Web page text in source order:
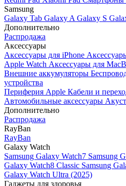
Samsung
Galaxy Tab Galaxy A Galaxy S
Дополнительно
Распродажа
Аксессуары
Аксессуары для iPhone
Apple Watch Аксессуары для
Внешние аккумуляторы
устройства
Периферия Apple Кабели и
Автомобильные аксессуары
Дополнительно
Распродажа
RayBan
RayBan
Galaxy Watch
Samsung Galaxy Watch7 Samsung
Galaxy Watch8 Classic Samsung
Galaxy Watch Ultra (2025)
Гаджеты для здоровья